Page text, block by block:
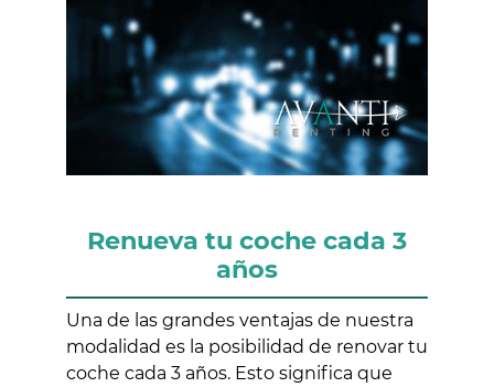
Renueva tu coche cada 3
años
Una de las grandes ventajas de nuestra
modalidad es la posibilidad de renovar tu
coche cada 3 años. Esto significa que